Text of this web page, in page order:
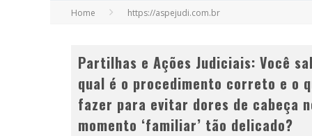
Home https://aspejudi.com.br
Partilhas e Ações Judiciais: Você
qual é o procedimento correto e o
fazer para evitar dores de cabeça
momento ‘familiar’ tão delicado?